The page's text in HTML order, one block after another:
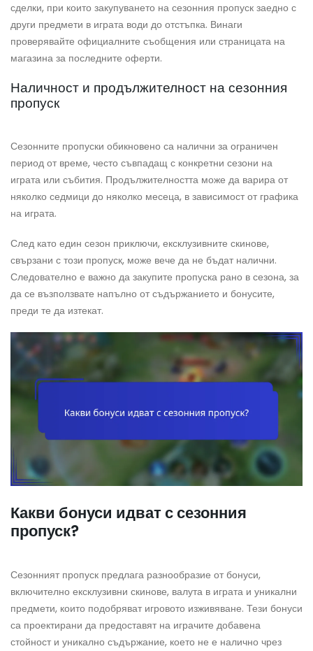
сделки, при които закупуването на сезонния пропуск заедно с
други предмети в играта води до отстъпка. Винаги
проверявайте официалните съобщения или страницата на
магазина за последните оферти.
Наличност и продължителност на сезонния
пропуск
Сезонните пропуски обикновено са налични за ограничен
период от време, често съвпадащ с конкретни сезони на
играта или събития. Продължителността може да варира от
няколко седмици до няколко месеца, в зависимост от графика
на играта.
След като един сезон приключи, ексклузивните скинове,
свързани с този пропуск, може вече да не бъдат налични.
Следователно е важно да закупите пропуска рано в сезона, за
да се възползвате напълно от съдържанието и бонусите,
преди те да изтекат.
Какви бонуси идват с сезонния
пропуск?
Сезонният пропуск предлага разнообразие от бонуси,
включително ексклузивни скинове, валута в играта и уникални
предмети, които подобряват игровото изживяване. Тези бонуси
са проектирани да предоставят на играчите добавена
стойност и уникално съдържание, което не е налично чрез